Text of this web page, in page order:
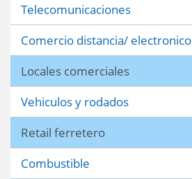
Telecomunicaciones
Comercio distancia/ electronico
Locales comerciales
Vehiculos y rodados
Retail ferretero
Combustible